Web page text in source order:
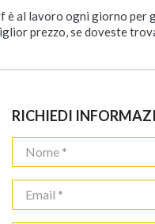
è al lavoro ogni giorno per
prezzo, se doveste
RICHIEDI